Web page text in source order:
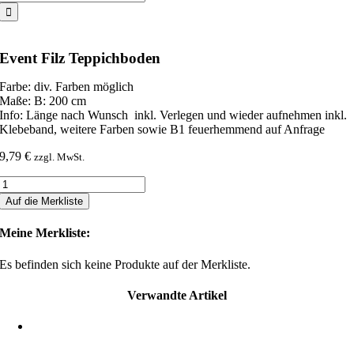
Event Filz Teppichboden
Farbe: div. Farben möglich
Maße: B: 200 cm
Info: Länge nach Wunsch inkl. Verlegen und wieder aufnehmen inkl.
Klebeband, weitere Farben sowie B1 feuerhemmend auf Anfrage
9,79€ zzgl. MwSt.
Auf die Merkliste
Meine Merkliste:
Es befinden sich keine Produkte auf der Merkliste.
Verwandte Artikel